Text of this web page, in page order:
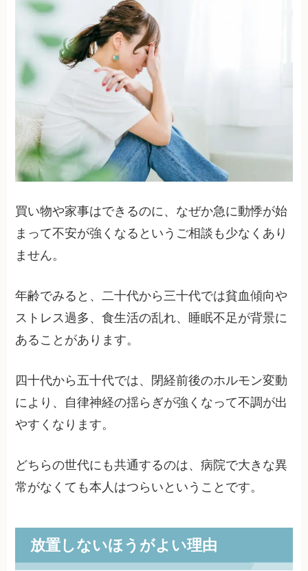
買い物や家事はできるのに、なぜか急に動悸が始
まって不安が強くなるというご相談も少なくあり
ません。
年齢でみると、二十代から三十代では貧血傾向や
ストレス過多、食生活の乱れ、睡眠不足が背景に
あることがあります。
四十代から五十代では、閉経前後のホルモン変動
により、自律神経の揺らぎが強くなって不調が出
やすくなります。
どちらの世代にも共通するのは、病院で大きな異
常がなくても本人はつらいということです。
放置しないほうがよい理由